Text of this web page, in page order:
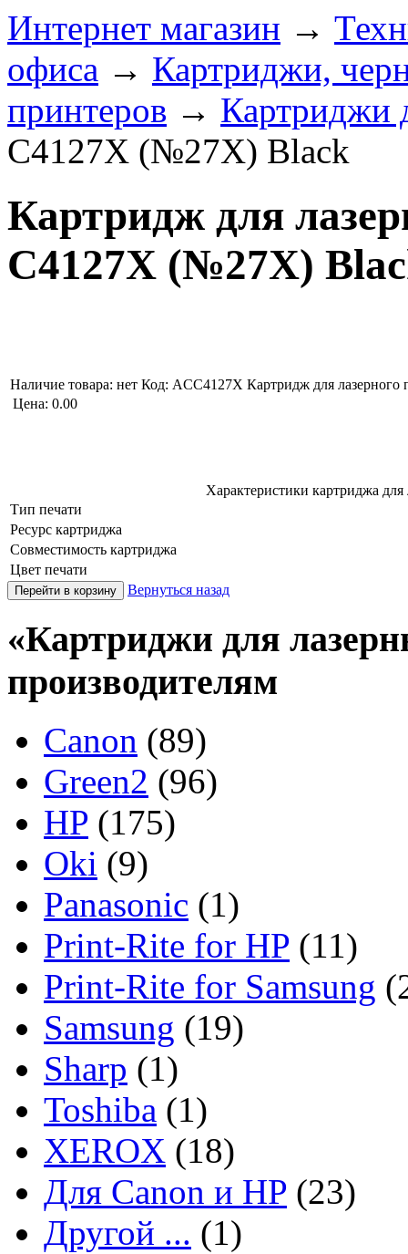
Интернет магазин →
офиса → Картриджи,
принтеров → Картриджи
C4127X (№27X) Black
Картридж для
C4127X (№27X)
Наличие товара: нет Код: ACC4127X Картридж для лазерного
Цена: 0.00
Характеристики картриджа
Тип печати
Ресурс картриджа
Совместимость картриджа
Цвет печати
Вернуться назад
«Картриджи для
производителям
Canon (89)
Green2 (96)
HP (175)
Oki (9)
Panasonic (1)
Print-Rite for HP (11)
Print-Rite for Samsung
Samsung (19)
Sharp (1)
Toshiba (1)
XEROX (18)
Для Canon и HP (23)
Другой ... (1)